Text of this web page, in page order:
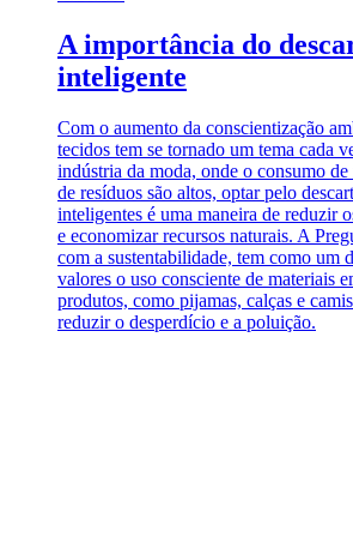
A importância do
inteligente
Com o aumento da conscientização
tecidos tem se tornado um tema cada
indústria da moda, onde o consumo
de resíduos são altos, optar pelo
inteligentes é uma maneira de reduzir
e economizar recursos naturais. A
com a sustentabilidade, tem como um
valores o uso consciente de materiais
produtos, como pijamas, calças e
reduzir o desperdício e a poluição.